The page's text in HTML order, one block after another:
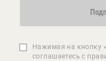
Нажимая на кнопку
соглашаетеcь с